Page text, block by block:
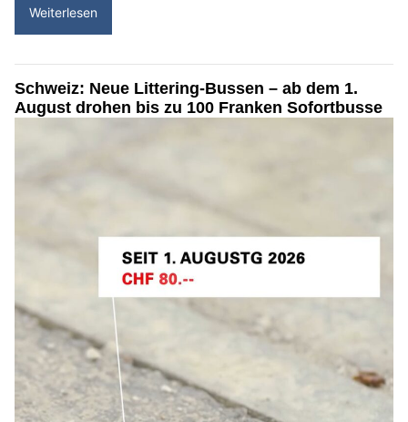
Weiterlesen
Schweiz: Neue Littering-Bussen – ab dem 1.
August drohen bis zu 100 Franken Sofortbusse